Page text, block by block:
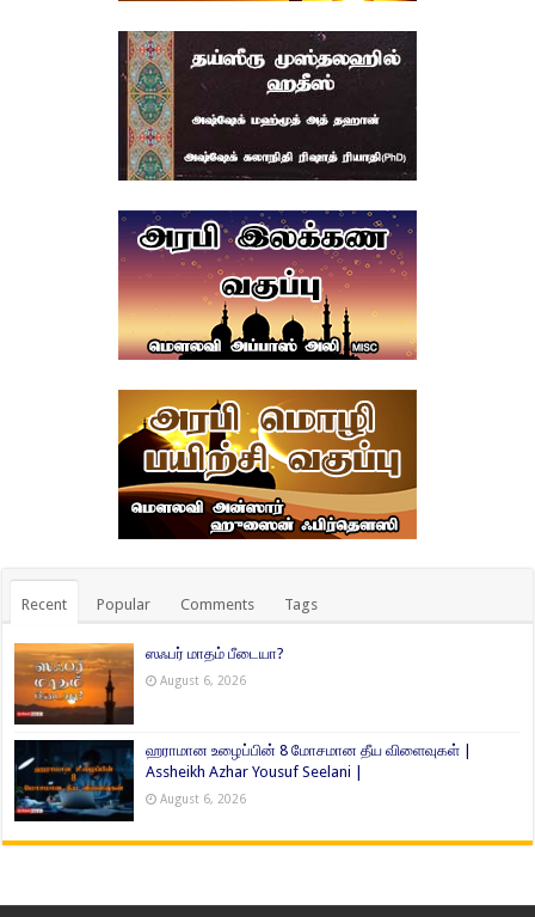
Recent Popular Comments Tags
ஸஃபர் மாதம் பீடையா?
August 6, 2026
ஹராமான உழைப்பின் 8 மோசமான தீய விளைவுகள் |
Assheikh Azhar Yousuf Seelani |
August 6, 2026